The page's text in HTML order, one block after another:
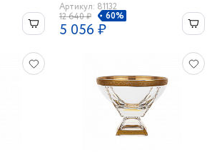
Артикул: 81132
12 640 ₽
60%
5 056 ₽